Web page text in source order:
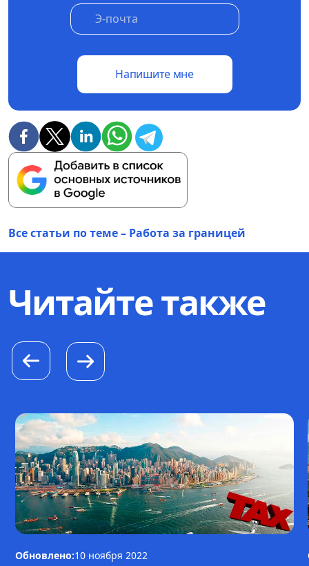
Напишите мне
Все статьи по теме – Работа за границей
Читайте также
Обновлено:10 ноября 2022